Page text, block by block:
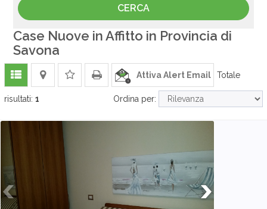
Case Nuove in Affitto in Provincia di
Savona
Attiva Alert Email Totale
risultati: 1 Ordina per: